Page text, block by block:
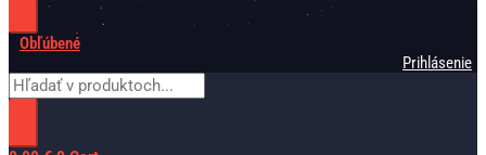
Obľúbené
Prihlásenie